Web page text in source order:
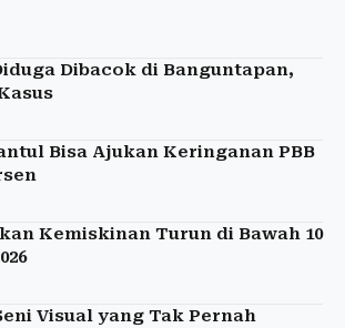
Dibacok di Banguntapan,
Bisa Ajukan Keringanan PBB
Kemiskinan Turun di Bawah 10
Visual yang Tak Pernah